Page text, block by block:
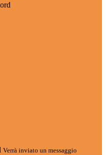
Verrà inviato un messaggio